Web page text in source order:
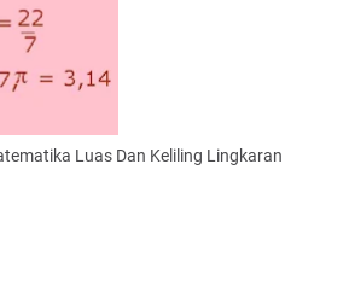
Luas Dan Keliling Lingkaran